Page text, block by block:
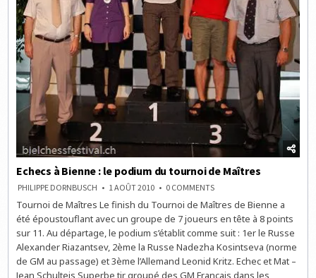
Echecs à Bienne : le podium du tournoi de Maîtres
PHILIPPE DORNBUSCH 1 AOÛT 2010 0 COMMENTSON
À
BIENNE
:
PODIUM
DU
TOURNOI
DE
MAÎTRES
Tournoi de Maîtres Le finish du Tournoi de Maîtres de Bienne a
été époustouflant avec un groupe de 7 joueurs en tête à 8 points
sur 11. Au départage, le podium s’établit comme suit : 1er le Russe
Alexander Riazantsev, 2ème la Russe Nadezha Kosintseva (norme
de GM au passage) et 3ème l’Allemand Leonid Kritz. Echec et Mat –
Jean Schulteis Superbe tir groupé des GM Français dans les